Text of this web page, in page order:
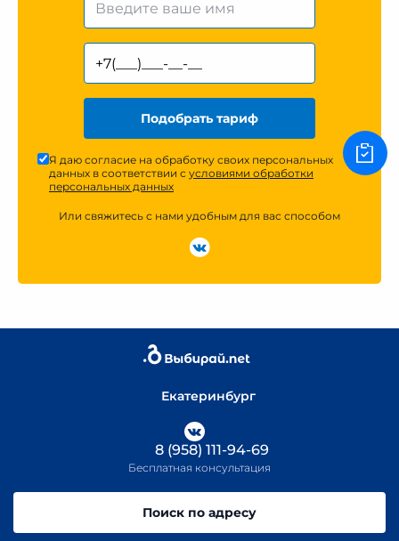
Подобрать тариф
Я даю согласие на обработку своих персональных
данных в соответствии с условиями обработки
персональных данных
Или свяжитесь с нами удобным для вас способом
Екатеринбург
8 (958) 111-94-69
Бесплатная консультация
Поиск по адресу